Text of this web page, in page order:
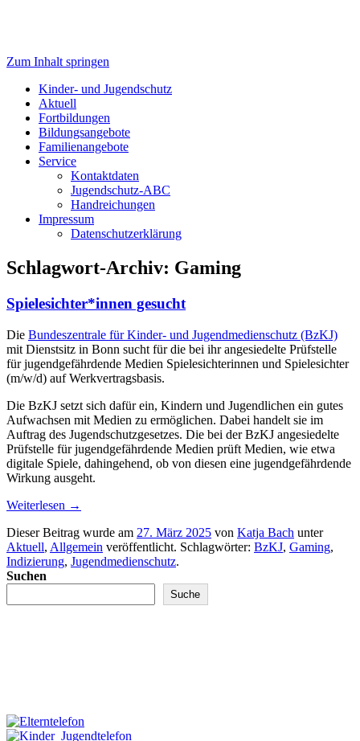
Jugendschutz LSA
Zum Inhalt springen
Kinder- und Jugendschutz
Aktuell
Fortbildungen
Bildungsangebote
Familienangebote
Service
Kontaktdaten
Jugendschutz-ABC
Handreichungen
Impressum
Datenschutzerklärung
Schlagwort-Archiv: Gaming
Spielesichter*innen gesucht
Die Bundeszentrale für Kinder- und Jugendmedienschutz (BzKJ)
mit Dienstsitz in Bonn sucht für die bei ihr angesiedelte Prüfstelle
für jugendgefährdende Medien Spielesichterinnen und Spielesichter
(m/w/d) auf Werkvertragsbasis.
Die BzKJ setzt sich dafür ein, Kindern und Jugendlichen ein gutes
Aufwachsen mit Medien zu ermöglichen. Dabei handelt sie im
Auftrag des Jugendschutzgesetzes. Die bei der BzKJ angesiedelte
Prüfstelle für jugendgefährdende Medien prüft Medien, wie etwa
digitale Spiele, dahingehend, ob von diesen eine jugendgefährdende
Wirkung ausgeht.
Weiterlesen →
Dieser Beitrag wurde am 27. März 2025 von Katja Bach unter
Aktuell, Allgemein veröffentlicht. Schlagwörter: BzKJ, Gaming,
Indizierung, Jugendmedienschutz.
Suchen
Suche